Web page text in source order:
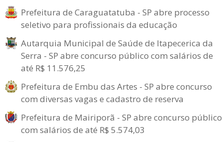
Prefeitura de Caraguatatuba - SP abre processo
seletivo para profissionais da educação
Autarquia Municipal de Saúde de Itapecerica da
Serra - SP abre concurso público com salários de
até R$ 11.576,25
Prefeitura de Embu das Artes - SP abre concurso
com diversas vagas e cadastro de reserva
Prefeitura de Mairiporã - SP abre concurso público
com salários de até R$ 5.574,03